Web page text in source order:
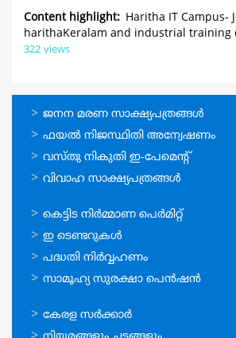
Content highlight
Haritha IT Campus-
harithaKeralam and industrial training
322 views
ഓണ്‍ലൈന്‍
സേവനങ്ങള്‍
ജനന മരണ സാക്ഷ്യപത്രങ്ങള്‍
ഫയല്‍ നിജസ്ഥിതി അന്വേഷണം
വസ്തു നികുതി ഇ-പേമെന്റ്
വിവാഹ സാക്ഷ്യപത്രങ്ങള്‍
ഓണ്‍ലൈന്‍
സേവനങ്ങള്‍
കെട്ടിട നിര്‍മ്മാണ പെര്‍മിറ്റ്‌
ഇ ടെണ്ടറുകള്‍
പദ്ധതി നിര്‍വ്വഹണം
സാമൂഹ്യ സുരക്ഷാ പെന്‍ഷന്‍
ഉപയോഗപ്രദമായ
കണ്ണികള്‍
കേരള സര്‍ക്കാര്‍